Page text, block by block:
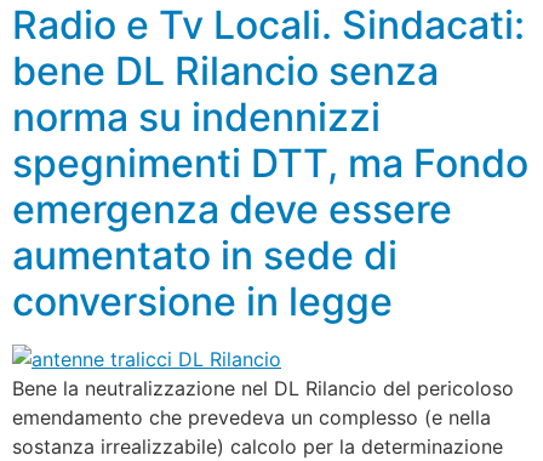
Radio e Tv Locali. Sindacati:
bene DL Rilancio senza
norma su indennizzi
spegnimenti DTT, ma Fondo
emergenza deve essere
aumentato in sede di
conversione in legge
Bene la neutralizzazione nel DL Rilancio del pericoloso
emendamento che prevedeva un complesso (e nella
sostanza irrealizzabile) calcolo per la determinazione